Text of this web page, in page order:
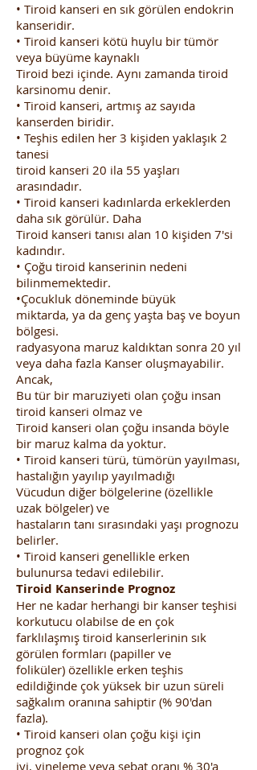
• Tiroid kanseri en sık görülen endokrin
kanseridir.
• Tiroid kanseri kötü huylu bir tümör
veya büyüme kaynaklı
Tiroid bezi içinde. Aynı zamanda tiroid
karsinomu denir.
• Tiroid kanseri, artmış az sayıda
kanserden biridir.
• Teşhis edilen her 3 kişiden yaklaşık 2
tanesi
tiroid kanseri 20 ila 55 yaşları
arasındadır.
• Tiroid kanseri kadınlarda erkeklerden
daha sık görülür. Daha
Tiroid kanseri tanısı alan 10 kişiden 7'si
kadındır.
• Çoğu tiroid kanserinin nedeni
bilinmemektedir.
•Çocukluk döneminde büyük
miktarda, ya da genç yaşta baş ve boyun
bölgesi.
radyasyona maruz kaldıktan sonra 20 yıl
veya daha fazla Kanser oluşmayabilir.
Ancak,
Bu tür bir maruziyeti olan çoğu insan
tiroid kanseri olmaz ve
Tiroid kanseri olan çoğu insanda böyle
bir maruz kalma da yoktur.
• Tiroid kanseri türü, tümörün yayılması,
hastalığın yayılıp yayılmadığı
Vücudun diğer bölgelerine (özellikle
uzak bölgeler) ve
hastaların tanı sırasındaki yaşı prognozu
belirler.
• Tiroid kanseri genellikle erken
bulunursa tedavi edilebilir.
Tiroid Kanserinde Prognoz
Her ne kadar herhangi bir kanser teşhisi
korkutucu olabilse de en çok
farklılaşmış tiroid kanserlerinin sık
görülen formları (papiller ve
foliküler) özellikle erken teşhis
edildiğinde çok yüksek bir uzun süreli
sağkalım oranına sahiptir (% 90'dan
fazla).
• Tiroid kanseri olan çoğu kişi için
prognoz çok
iyi, yineleme veya sebat oranı % 30'a